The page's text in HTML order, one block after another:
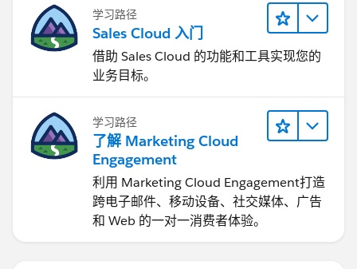
学习路径
Sales Cloud 入门
借助 Sales Cloud 的功能和工具实现您的
业务目标。
学习路径
了解 Marketing Cloud
Engagement
利用 Marketing Cloud Engagement​打造
跨电子邮件、移动设备、社交媒体、广告
和 Web 的一对一消费者体验。